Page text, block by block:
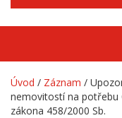
Úvod / Záznam /
nemovitostí na potřebu
zákona 458/2000 Sb.